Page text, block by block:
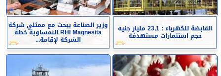
القابضة للكهرباء : 23,1 مليار جنيه
حجم استثمارات مستهدفة
وزير الصناعة يبحث مع ممثلي شركة
RHI Magnesita النمساوية خطة
الشركة لإقامة...